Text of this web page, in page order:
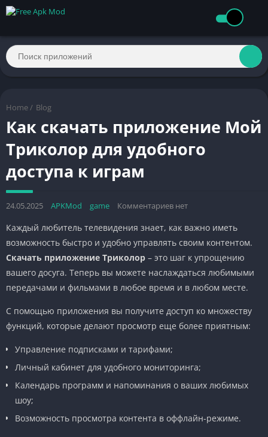
Home / Blog
Как скачать приложение Мой
Триколор для удобного
доступа к играм
24.05.2025 APKMod game Комментариев нет
Каждый любитель телевидения знает, как важно иметь
возможность быстро и удобно управлять своим контентом.
Скачать приложение Триколор – это шаг к упрощению
вашего досуга. Теперь вы можете наслаждаться любимыми
передачами и фильмами в любое время и в любом месте.
С помощью приложения вы получите доступ ко множеству
функций, которые делают просмотр еще более приятным:
Управление подписками и тарифами;
Личный кабинет для удобного мониторинга;
Календарь программ и напоминания о ваших любимых
шоу;
Возможность просмотра контента в оффлайн-режиме.